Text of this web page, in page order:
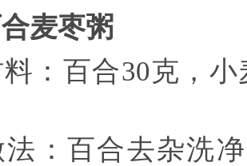
枣粥
百合30克，小
百合去杂洗净